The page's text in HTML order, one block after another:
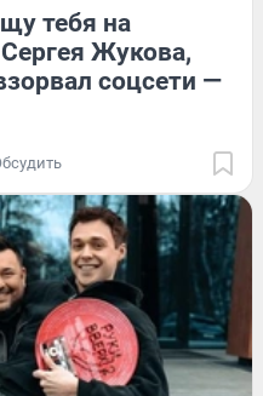
тебя на
Жукова,
соцсети —